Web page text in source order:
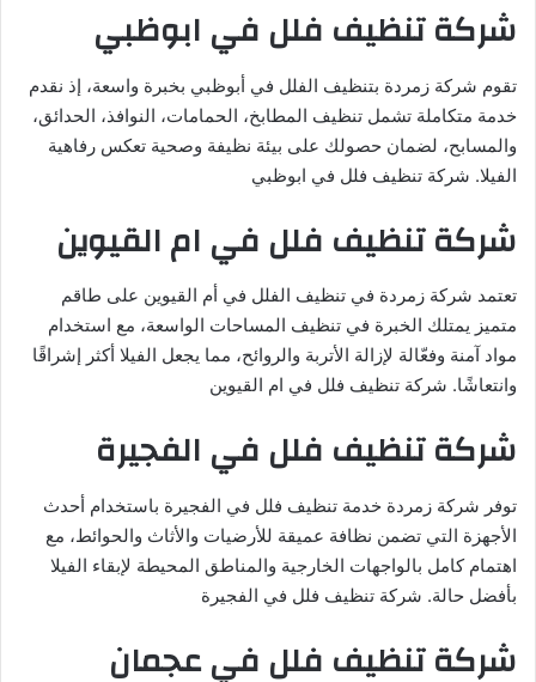
شركة تنظيف فلل في ابوظبي
تقوم شركة زمردة بتنظيف الفلل في أبوظبي بخبرة واسعة، إذ نقدم
خدمة متكاملة تشمل تنظيف المطابخ، الحمامات، النوافذ، الحدائق،
والمسابح، لضمان حصولك على بيئة نظيفة وصحية تعكس رفاهية
الفيلا. شركة تنظيف فلل في ابوظبي
شركة تنظيف فلل في ام القيوين
تعتمد شركة زمردة في تنظيف الفلل في أم القيوين على طاقم
متميز يمتلك الخبرة في تنظيف المساحات الواسعة، مع استخدام
مواد آمنة وفعّالة لإزالة الأتربة والروائح، مما يجعل الفيلا أكثر إشراقًا
وانتعاشًا. شركة تنظيف فلل في ام القيوين
شركة تنظيف فلل في الفجيرة
توفر شركة زمردة خدمة تنظيف فلل في الفجيرة باستخدام أحدث
الأجهزة التي تضمن نظافة عميقة للأرضيات والأثاث والحوائط، مع
اهتمام كامل بالواجهات الخارجية والمناطق المحيطة لإبقاء الفيلا
بأفضل حالة. شركة تنظيف فلل في الفجيرة
شركة تنظيف فلل في عجمان